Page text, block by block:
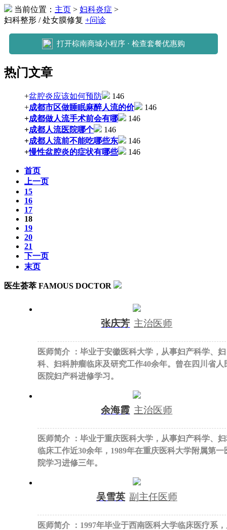
当前位置： 主页 > 妇科炎症 >
妇科整形 / 处女膜修复 +问诊
打开棕南商城小程序 · 检查套餐优惠购
热门文章
+盆腔炎应该如何预防
146
+成都市区做睡眠麻醉人流的价
146
+成都做人流手术前会有哪
146
+成都人流医院哪个
146
+成都人流前不能吃哪些东
146
+慢性盆腔炎的症状有哪些 146
首页
上一页
15
16
17
18
19
20
21
下一页
末页
医生荟萃 FAMOUS DOCTOR
张庆芳 主治医师
医师简介 ：毕业于安徽医科大学，从事妇产科学、妇
科、妇科肿瘤临床及研究工作40余年。曾在四川省人
医院妇产科进修学习。
余海霞 主治医师
医师简介 ：毕业于重庆医科大学，从事妇产科学、
临床工作近30余年，1989年在重庆医科大学附属第一
院学习进修三年。
吴雪英 副主任医师
医师简介 ：1997年毕业于西南医科大学临床医疗系